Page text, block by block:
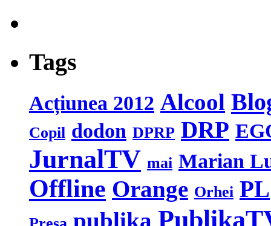
Tags
Acțiunea 2012 Alcool
Copil dodon DPRP DRP
JurnalTV mai Marian
Offline Orange Orhei PL
publika